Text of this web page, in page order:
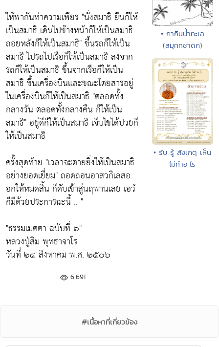
ให้พากันท่าความเพียร "นั่งสมาธิ ยืนก็ให้
เป็นสมาธิ เดินไปข้างหน้าก็ให้เป็นสมาธิ
ถอยหลังก็ให้เป็นสมาธิ"ขึ้นรถก็ให้เป็น
สมาธิ ไปรถไปเรือก็ให้เป็นสมาธิ ลงจาก
รถก็ให้เป็นสมาธิ ขึ้นจากเรือก็ให้เป็น
สมาธิ ขึ้นเครื่องบินและขณะโดยสารอยู่
ในเครื่องบินก็ให้เป็นสมาธิ "ตลอดทั้ง
กลางวัน ตลอดทั้งกลางคืน ก็ให้เป็น
สมาธิ"อยู่ดีก็ให้เป็นสมาธิ เจ็บไขได้ปวยก็
ให้เป็นสมาธิ
ครั้งสุดท้าย "เวลาจะตายยิ่งให้เป็นสมาธิ
อย่างยอดเยี่ยม"ถอดถอนอาสวกิเลสอ
อกให้หมดสิ้น ก็ดับเข้าสู่นฤพานเลย เอวํ
ก็มีด้วยประการฉะนี้ .. "
"ธรรมเมตตา ฉบับที่ ๖"
หลวงปู่สิม พุทธาจาโร
วันที่ ๒๔ สิงหาคม พ.ศ. ๒๕๐๖
6,691
• กากินน้ำทะเล
(สมุททชาดก)
• รับ รู้ สังเกตุ เห็น
ไม่ทำอะไร
#เนื้อหาที่เกี่ยวข้อง